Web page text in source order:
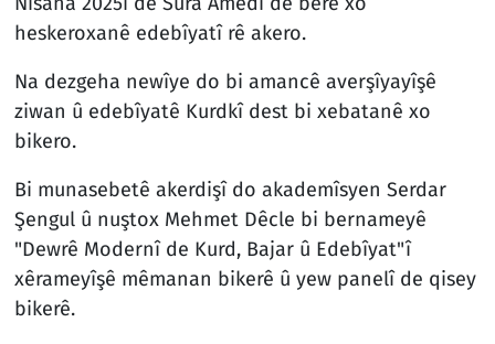
heskeroxanê edebîyatî rê akero.
Na dezgeha newîye do bi amancê averşîyayîşê
ziwan û edebîyatê Kurdkî dest bi xebatanê xo
bikero.
Bi munasebetê akerdişî do akademîsyen Serdar
Şengul û nuştox Mehmet Dêcle bi bernameyê
"Dewrê Modernî de Kurd, Bajar û Edebîyat"î
xêrameyîşê mêmanan bikerê û yew panelî de qisey
bikerê.